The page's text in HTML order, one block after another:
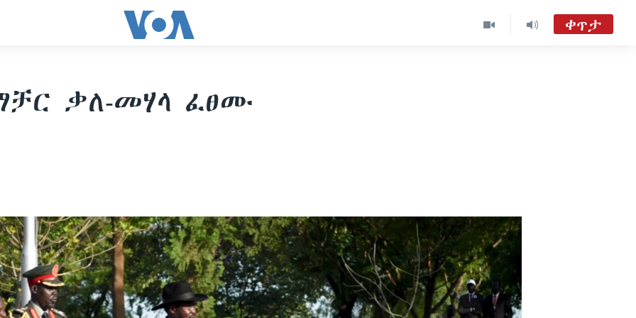
ቀጥታ
ቃለ-መሃላ ፈፀሙ